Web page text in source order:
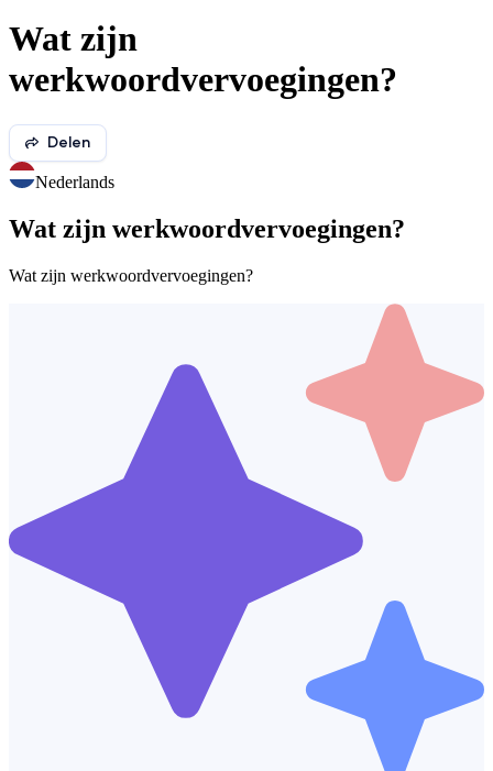
Wat zijn
werkwoordvervoegingen?
Delen
Nederlands
Wat zijn werkwoordvervoegingen?
Wat zijn werkwoordvervoegingen?